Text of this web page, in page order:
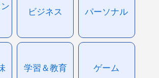
ビジネス パーソナル
学習＆教育 ゲーム